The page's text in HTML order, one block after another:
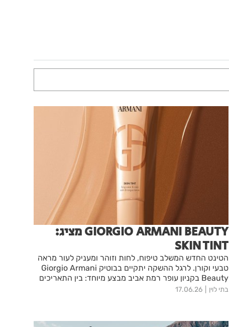
GIORGIO ARMANI BEAUTY מציג:
SKIN TINT
הטינט החדש המשלב טיפוח, לחות וזוהר ומעניק לעור מראה
טבעי וקורן. לרגל ההשקה יתקיים בבוטיק Giorgio Armani
Beauty בקניון עופר רמת אביב מבצע מיוחד: בין התאריכים
בתי לוין 17.06.26